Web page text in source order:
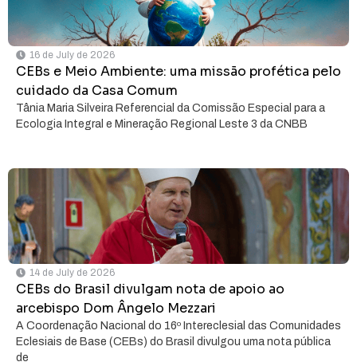
16 de July de 2026
CEBs e Meio Ambiente: uma missão profética pelo
cuidado da Casa Comum
Tânia Maria Silveira Referencial da Comissão Especial para a
Ecologia Integral e Mineração Regional Leste 3 da CNBB
14 de July de 2026
CEBs do Brasil divulgam nota de apoio ao
arcebispo Dom Ângelo Mezzari
A Coordenação Nacional do 16º Intereclesial das Comunidades
Eclesiais de Base (CEBs) do Brasil divulgou uma nota pública
de